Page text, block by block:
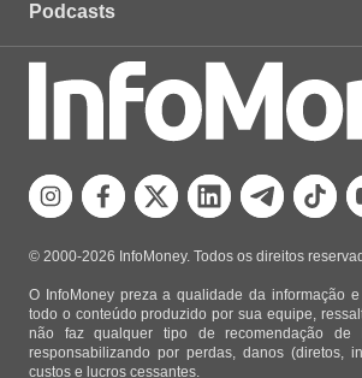
Podcasts
© 2000-2026 InfoMoney. Todos os direitos
O InfoMoney preza a qualidade da informação
todo o conteúdo produzido por sua equipe,
não faz qualquer tipo de recomendação de
responsabilizando por perdas, danos (diretos,
custos e lucros cessantes.